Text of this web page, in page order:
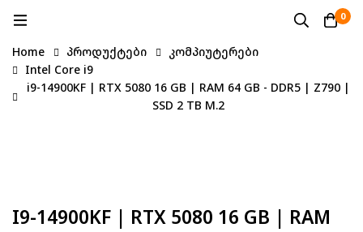
0
Home პროდუქტები
კომპიუტერები
Intel Core i9
i9-14900KF | RTX 5080 16 GB | RAM 64 GB - DDR5 | Z790 |
SSD 2 TB M.2
I9-14900KF | RTX 5080 16 GB | RAM